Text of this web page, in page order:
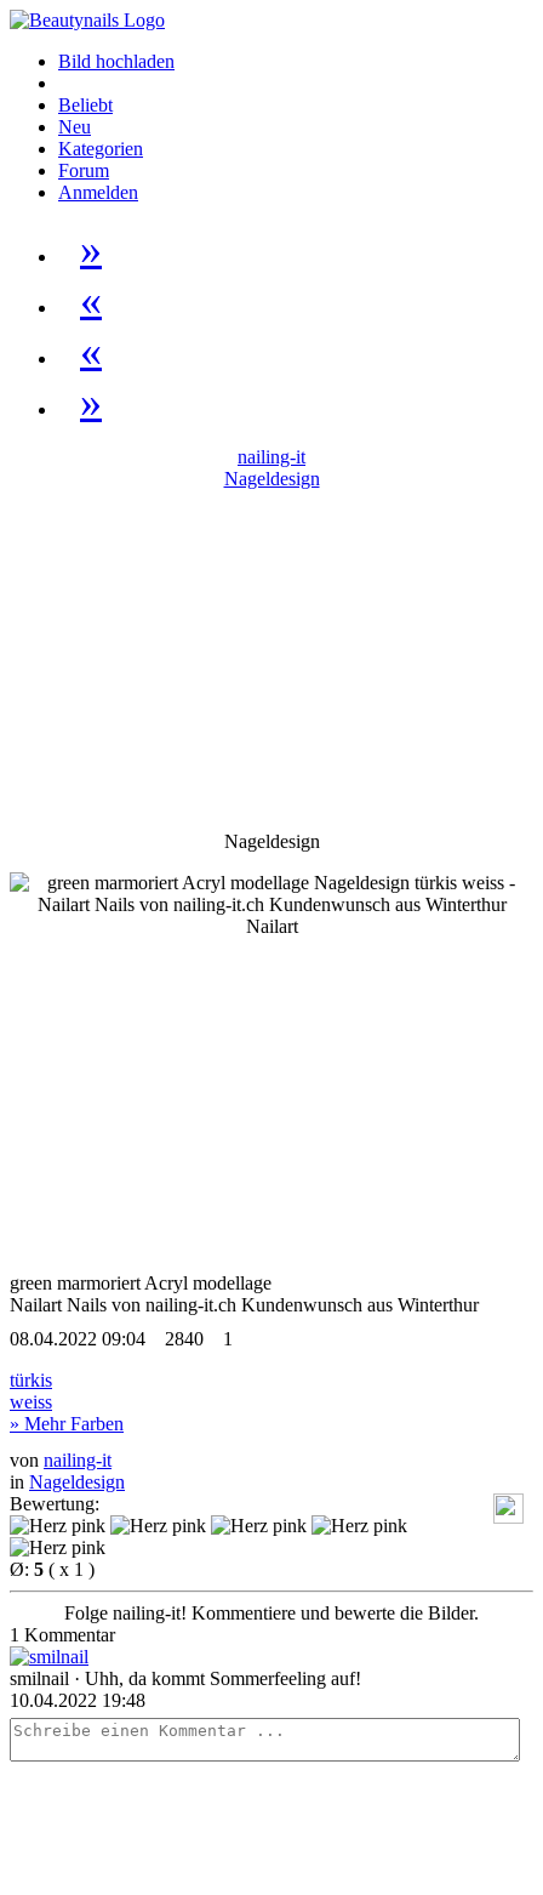
Bild hochladen
Beliebt
Neu
Kategorien
Forum
Anmelden
»
«
«
»
nailing-it
Nageldesign
Nageldesign
green marmoriert Acryl modellage
Nailart Nails von nailing-it.ch Kundenwunsch aus Winterthur
08.04.2022 09:04
2840
1
türkis
weiss
» Mehr Farben
von nailing-it
in Nageldesign
Bewertung:
Ø: 5 ( x 1 )
Folge nailing-it! Kommentiere und bewerte die Bilder.
1 Kommentar
smilnail · Uhh, da kommt Sommerfeeling auf!
10.04.2022 19:48